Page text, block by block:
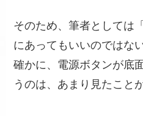
そのため、筆者としては
にあってもいいのではな
確かに、電源ボタンが底
うのは、あまり見たこと